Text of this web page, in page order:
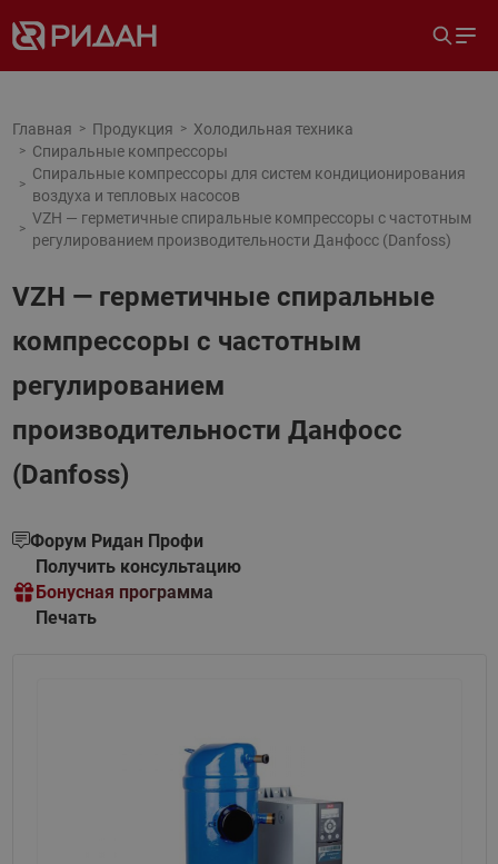
Главная Продукция
Холодильная техника
Спиральные компрессоры
Спиральные компрессоры для систем кондиционирования
воздуха и тепловых насосов
VZH — герметичные спиральные компрессоры с частотным
регулированием производительности Данфосс (Danfoss)
VZH — герметичные спиральные
компрессоры с частотным
регулированием
производительности Данфосс
(Danfoss)
Форум Ридан Профи
Получить консультацию
Бонусная программа
Печать